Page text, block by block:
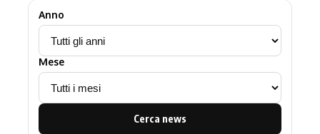
Anno
Mese
Cerca news